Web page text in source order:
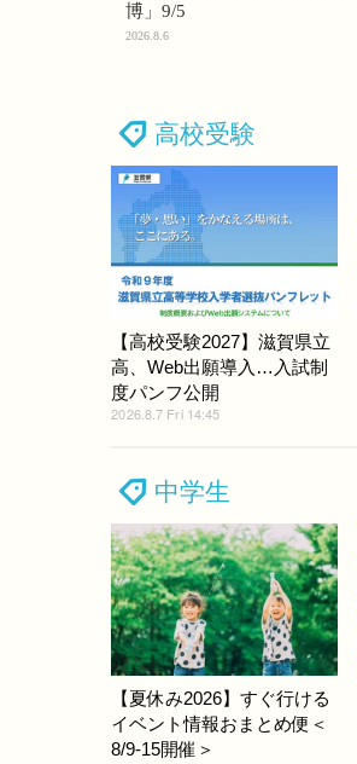
博」9/5
2026.8.6
高校受験
【高校受験2027】滋賀県立
高、Web出願導入…入試制
度パンフ公開
2026.8.7 Fri 14:45
中学生
【夏休み2026】すぐ行ける
イベント情報おまとめ便＜
8/9-15開催＞